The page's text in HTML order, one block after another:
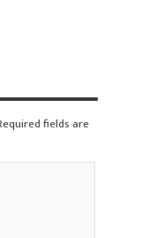
fields are